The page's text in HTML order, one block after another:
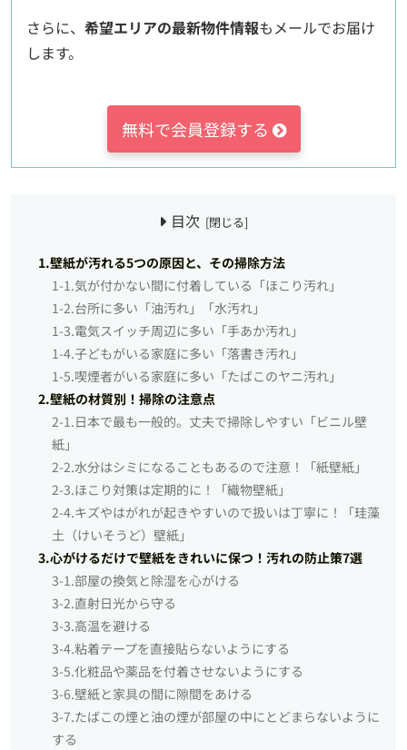
さらに、 希望エリアの最新物件情報もメールでお届け
します。
無料で会員登録する
目次
1.壁紙が汚れる5つの原因と、その掃除方法
1-1.気が付かない間に付着している「ほこり汚れ」
1-2.台所に多い「油汚れ」「水汚れ」
1-3.電気スイッチ周辺に多い「手あか汚れ」
1-4.子どもがいる家庭に多い「落書き汚れ」
1-5.喫煙者がいる家庭に多い「たばこのヤニ汚れ」
2.壁紙の材質別！掃除の注意点
2-1.日本で最も一般的。丈夫で掃除しやすい「ビニル壁
紙」
2-2.水分はシミになることもあるので注意！「紙壁紙」
2-3.ほこり対策は定期的に！「織物壁紙」
2-4.キズやはがれが起きやすいので扱いは丁寧に！「珪藻
土（けいそうど）壁紙」
3.心がけるだけで壁紙をきれいに保つ！汚れの防止策7選
3-1.部屋の換気と除湿を心がける
3-2.直射日光から守る
3-3.高温を避ける
3-4.粘着テープを直接貼らないようにする
3-5.化粧品や薬品を付着させないようにする
3-6.壁紙と家具の間に隙間をあける
3-7.たばこの煙と油の煙が部屋の中にとどまらないように
する